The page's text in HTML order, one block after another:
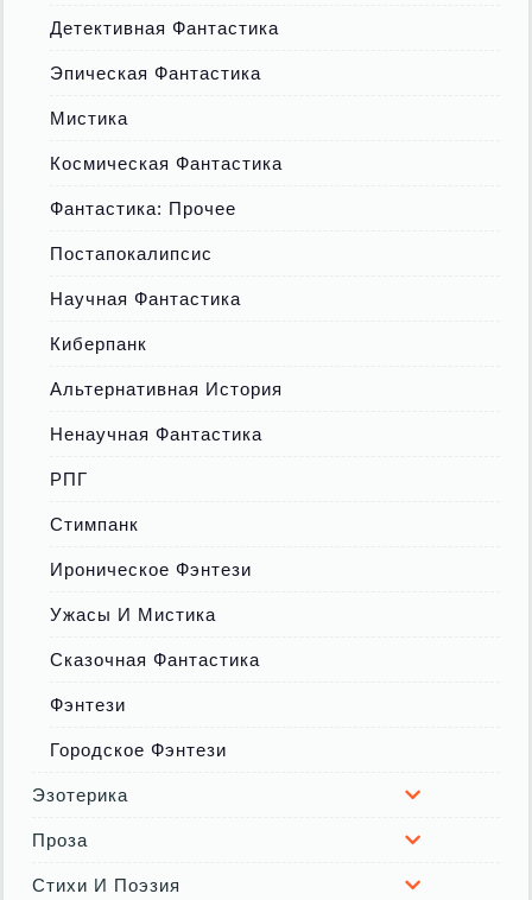
Детективная Фантастика
Эпическая Фантастика
Мистика
Космическая Фантастика
Фантастика: Прочее
Постапокалипсис
Научная Фантастика
Киберпанк
Альтернативная История
Ненаучная Фантастика
РПГ
Стимпанк
Ироническое Фэнтези
Ужасы И Мистика
Сказочная Фантастика
Фэнтези
Городское Фэнтези
Эзотерика
Проза
Стихи И Поэзия